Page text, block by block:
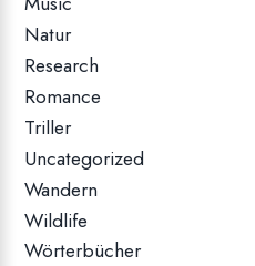
Natur
Research
Romance
Triller
Uncategorized
Wandern
Wildlife
Wörterbücher